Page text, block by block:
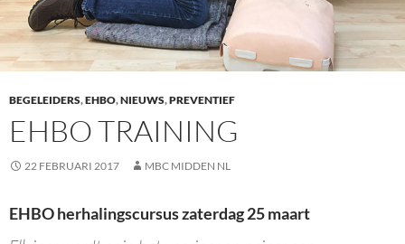
BEGELEIDERS,EHBO,NIEUWS,PREVENTIEF
EHBO TRAINING
22 FEBRUARI 2017 MBC MIDDEN NL
EHBO herhalingscursus zaterdag 25 maart